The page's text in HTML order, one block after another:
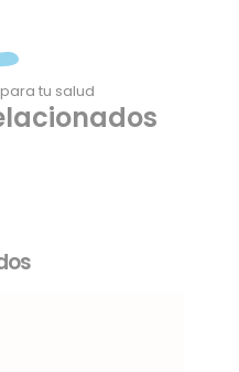
tu salud